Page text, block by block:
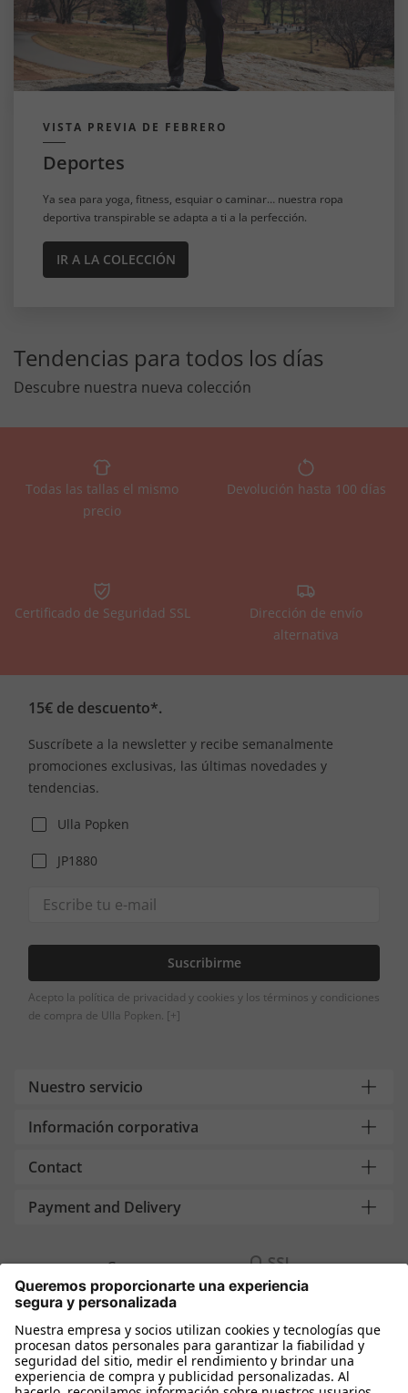
VISTA PREVIA DE FEBRERO
Deportes
Ya sea para yoga, fitness, esquiar o caminar… nuestra ropa
deportiva transpirable se adapta a ti a la perfección.
IR A LA COLECCIÓN
Tendencias para todos los días
Descubre nuestra nueva colección
Todas las tallas el mismo
precio
Devolución hasta 100 días
Certificado de Seguridad SSL
Dirección de envío
alternativa
15€ de descuento*.
Suscríbete a la newsletter y recibe semanalmente
promociones exclusivas, las últimas novedades y
tendencias.
Ulla Popken
JP1880
Suscribirme
Acepto la política de privacidad y cookies y los términos y condiciones
de compra de Ulla Popken. [+]
Nuestro servicio
Información corporativa
Contact
Payment and Delivery
Compra segura con
Más tiendas online
España